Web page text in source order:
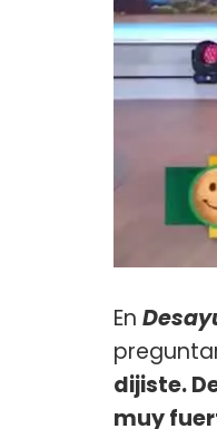
En
dijiste.
muy